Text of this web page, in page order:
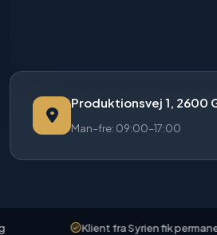
Produktionsvej 1, 2600
Man–fre: 09:00–17:00
Klient fra Syrien fik permanent